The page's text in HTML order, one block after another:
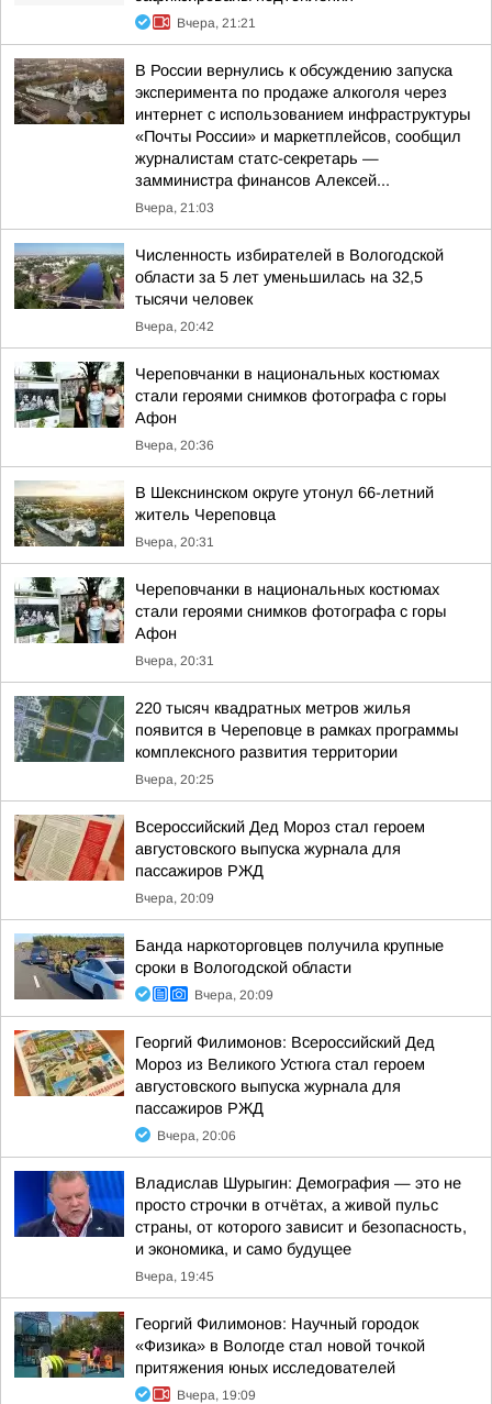
Вчера, 21:21
В России вернулись к обсуждению запуска
эксперимента по продаже алкоголя через
интернет с использованием инфраструктуры
«Почты России» и маркетплейсов, сообщил
журналистам статс-секретарь —
замминистра финансов Алексей...
Вчера, 21:03
Численность избирателей в Вологодской
области за 5 лет уменьшилась на 32,5
тысячи человек
Вчера, 20:42
Череповчанки в национальных костюмах
стали героями снимков фотографа с горы
Афон
Вчера, 20:36
В Шекснинском округе утонул 66-летний
житель Череповца
Вчера, 20:31
Череповчанки в национальных костюмах
стали героями снимков фотографа с горы
Афон
Вчера, 20:31
220 тысяч квадратных метров жилья
появится в Череповце в рамках программы
комплексного развития территории
Вчера, 20:25
Всероссийский Дед Мороз стал героем
августовского выпуска журнала для
пассажиров РЖД
Вчера, 20:09
Банда наркоторговцев получила крупные
сроки в Вологодской области
Вчера, 20:09
Георгий Филимонов: Всероссийский Дед
Мороз из Великого Устюга стал героем
августовского выпуска журнала для
пассажиров РЖД
Вчера, 20:06
Владислав Шурыгин: Демография — это не
просто строчки в отчётах, а живой пульс
страны, от которого зависит и безопасность,
и экономика, и само будущее
Вчера, 19:45
Георгий Филимонов: Научный городок
«Физика» в Вологде стал новой точкой
притяжения юных исследователей
Вчера, 19:09